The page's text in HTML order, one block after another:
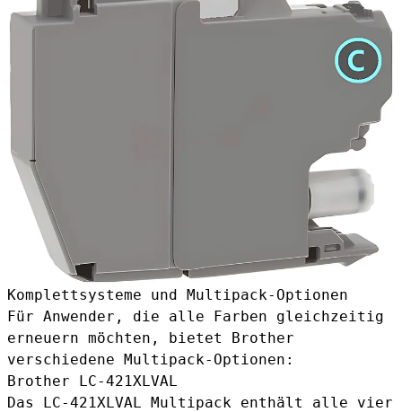
Komplettsysteme und Multipack-Optionen
Für Anwender, die alle Farben gleichzeitig
erneuern möchten, bietet Brother
verschiedene Multipack-Optionen:
Brother LC-421XLVAL
Das LC-421XLVAL Multipack enthält alle vier